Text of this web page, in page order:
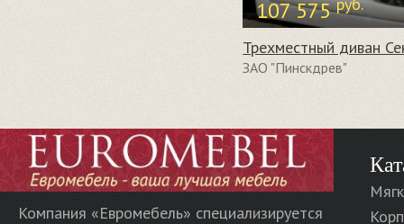
107 575
Трехместный диван
ЗАО "Пинскдрев"
Компания «Евромебель» специализируется